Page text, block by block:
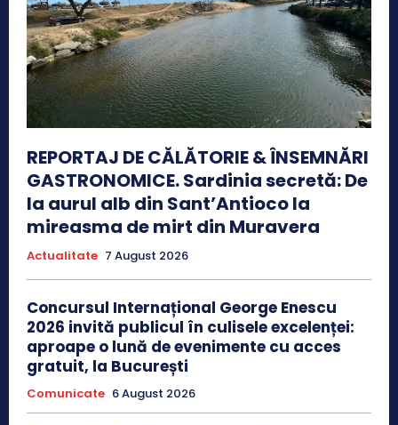
REPORTAJ DE CĂLĂTORIE & ÎNSEMNĂRI
GASTRONOMICE. Sardinia secretă: De
la aurul alb din Sant’Antioco la
mireasma de mirt din Muravera
Actualitate 7 August 2026
Concursul Internațional George Enescu
2026 invită publicul în culisele excelenței:
aproape o lună de evenimente cu acces
gratuit, la București
Comunicate 6 August 2026